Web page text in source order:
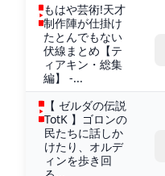
もはや芸術!天才
制作陣が仕掛け
たとんでもない
伏線まとめ【テ
ィアキン・総集
編】 -...
【 ゼルダの伝説
TotK 】ゴロンの
民たちに話しか
けたり、オルデ
ィンを歩き回